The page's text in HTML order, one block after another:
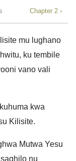
Chapter 2 ›
mu lughano
ku tembile
vano vali
kwa
Kilisite.
Mutwa Yesu
nu